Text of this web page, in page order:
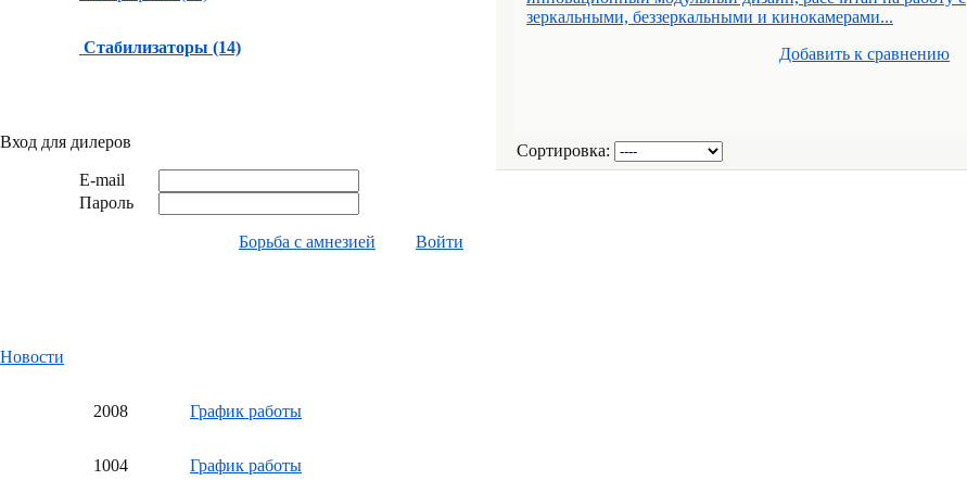
Стабилизаторы (14)
Вход для дилеров
E-mail
Пароль
Борьба с амнезией Войти
Новости
2008 График работы
1004 График работы
зеркальными, беззеркальными и кинокамерами...
Добавить к cравнению
Сортировка: